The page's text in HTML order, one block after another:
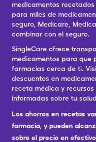
medicamentos
para miles de
seguro, Medicare,
combinar con el seguro.
SingleCare ofrece
medicamentos para que
farmacias cerca de ti.
descuentos en
receta médica y
informadas sobre tu
Los ahorros en recetas
farmacia, y pueden
sobre el precio en